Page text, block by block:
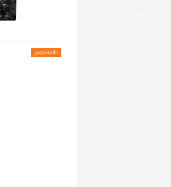
ᲙᲐᲚᲐᲗᲐᲨᲘ